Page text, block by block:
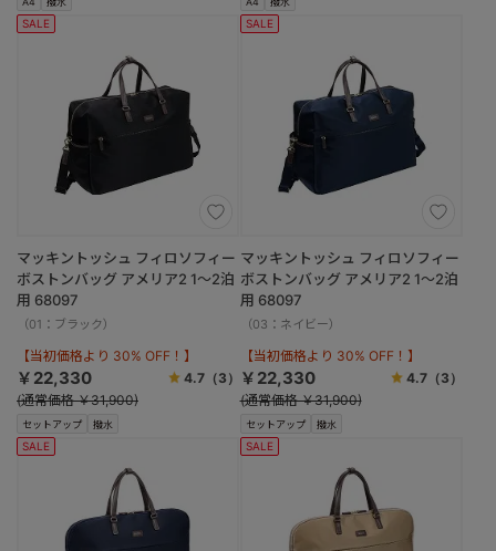
SALE
セットアップ 撥水
マッキントッシュ フィロソフィー
ボストンバッグ アメリア2 1～2泊
用 68097
（01：ブラック）
【当初価格より 30% OFF！】
￥22,330 4.7（3）
(通常価格 ￥31,900)
SALE
セットアップ 撥水
マッキントッシュ フィロソフィー
ボストンバッグ アメリア2 1～2泊
用 68097
（03：ネイビー）
【当初価格より 30% OFF！】
￥22,330 4.7 （3）
(通常価格 ￥31,900)
SALE SALE